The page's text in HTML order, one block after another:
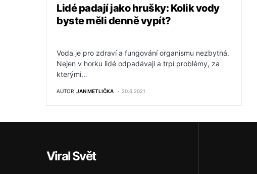
Lidé padají jako hrušky: Kolik vody
byste měli denně vypít?
Voda je pro zdraví a fungování organismu nezbytná.
Nejen v horku lidé odpadávají a trpí problémy, za
kterými…
AUTOR JAN METLIČKA 20.6.2021
Viral Svět